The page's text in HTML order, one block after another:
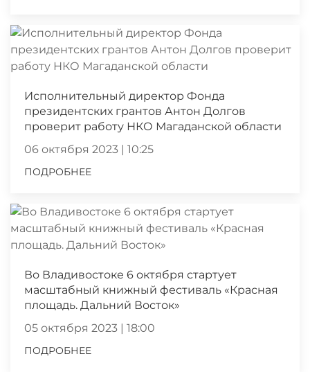
Исполнительный директор Фонда
президентских грантов Антон Долгов
проверит работу НКО Магаданской области
06 октября 2023 | 10:25
ПОДРОБНЕЕ
Во Владивостоке 6 октября стартует
масштабный книжный фестиваль «Красная
площадь. Дальний Восток»
05 октября 2023 | 18:00
ПОДРОБНЕЕ